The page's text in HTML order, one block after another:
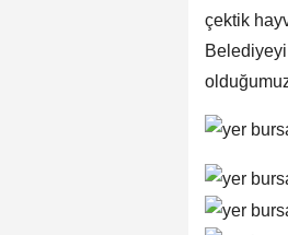
çektik